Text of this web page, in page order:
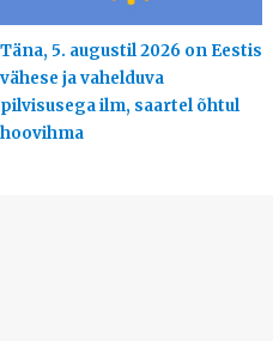
Täna, 5. augustil 2026 on Eestis
vähese ja vahelduva
pilvisusega ilm, saartel õhtul
hoovihma